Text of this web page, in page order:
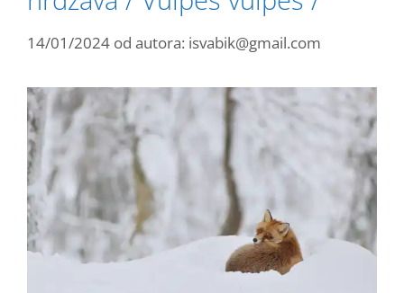
14/01/2024 od autora: isvabik@gmail.com